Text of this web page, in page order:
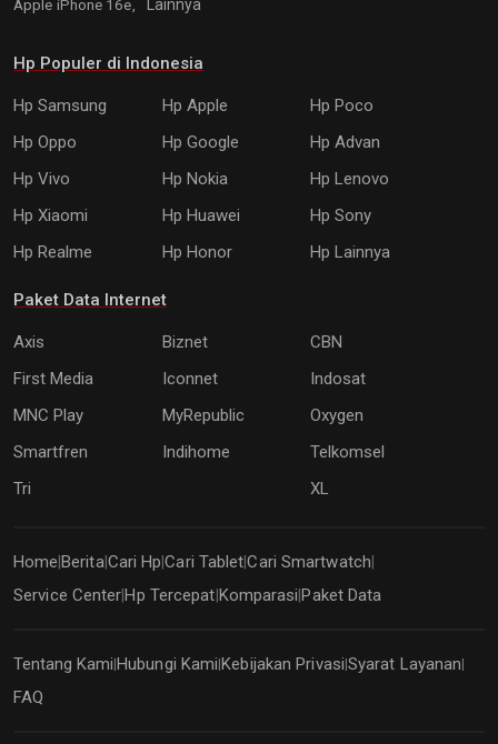
Apple iPhone 16e,
Lainnya
Hp Populer di Indonesia
Hp Samsung Hp Apple
Hp Poco
Hp Oppo
Hp Google
Hp Advan
Hp Vivo
Hp Nokia
Hp Lenovo
Hp Xiaomi
Hp Huawei
Hp Sony
Hp Realme
Hp Honor Hp Lainnya
Paket Data Internet
Axis Biznet
CBN
First Media
Iconnet
Indosat
MNC Play
MyRepublic
Oxygen
Smartfren
Indihome
Telkomsel
Tri
XL
Home|Berita|Cari Hp|Cari Tablet|Cari Smartwatch|
Service Center|Hp Tercepat|Komparasi|Paket Data
Tentang Kami Hubungi Kami Kebijakan Privasi Syarat Layanan
FAQ